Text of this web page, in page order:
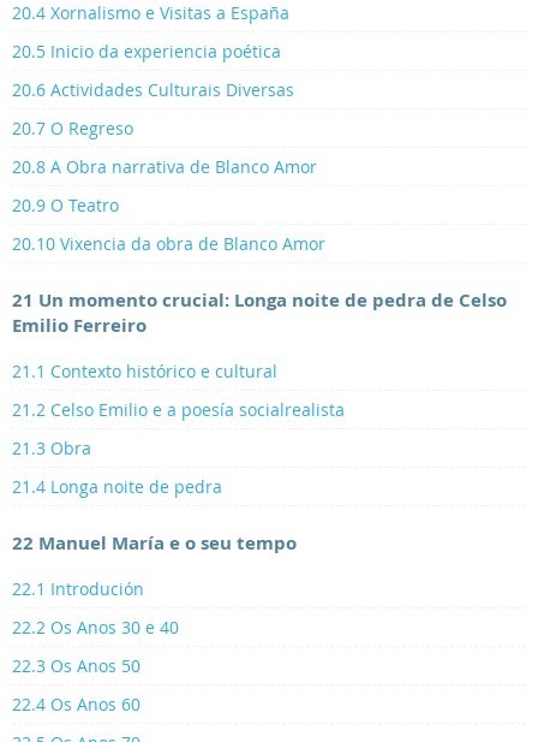
20.4 Xornalismo e Visitas a España
20.5 Inicio da experiencia poética
20.6 Actividades Culturais Diversas
20.7 O Regreso
20.8 A Obra narrativa de Blanco Amor
20.9 O Teatro
20.10 Vixencia da obra de Blanco Amor
21 Un momento crucial: Longa noite de pedra de Celso
Emilio Ferreiro
21.1 Contexto histórico e cultural
21.2 Celso Emilio e a poesía socialrealista
21.3 Obra
21.4 Longa noite de pedra
22 Manuel María e o seu tempo
22.1 Introdución
22.2 Os Anos 30 e 40
22.3 Os Anos 50
22.4 Os Anos 60